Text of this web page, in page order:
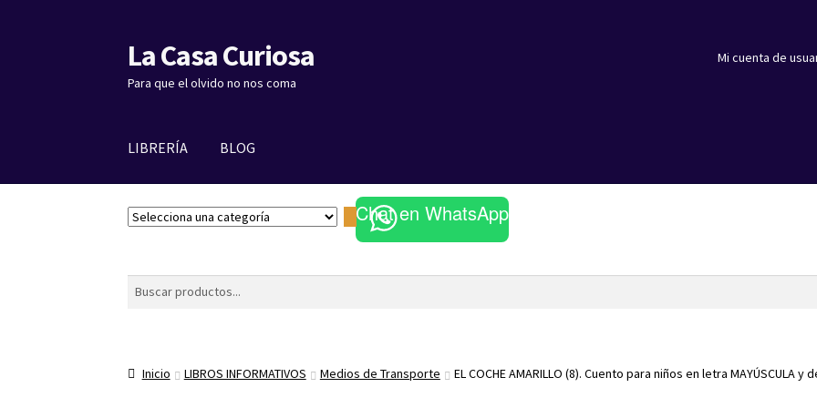
Ir
a
la
Ir
al
contenido
La Casa Curiosa
Para que el olvido no nos coma
Mi cuenta de
LIBRERÍA BLOG
S
e
n
Chat en WhatsApp
Buscar
Inicio LIBROS INFORMATIVOS Medios de Transporte EL COCHE AMARILLO (8). Cuento para niños en letra MAYÚSCULA y